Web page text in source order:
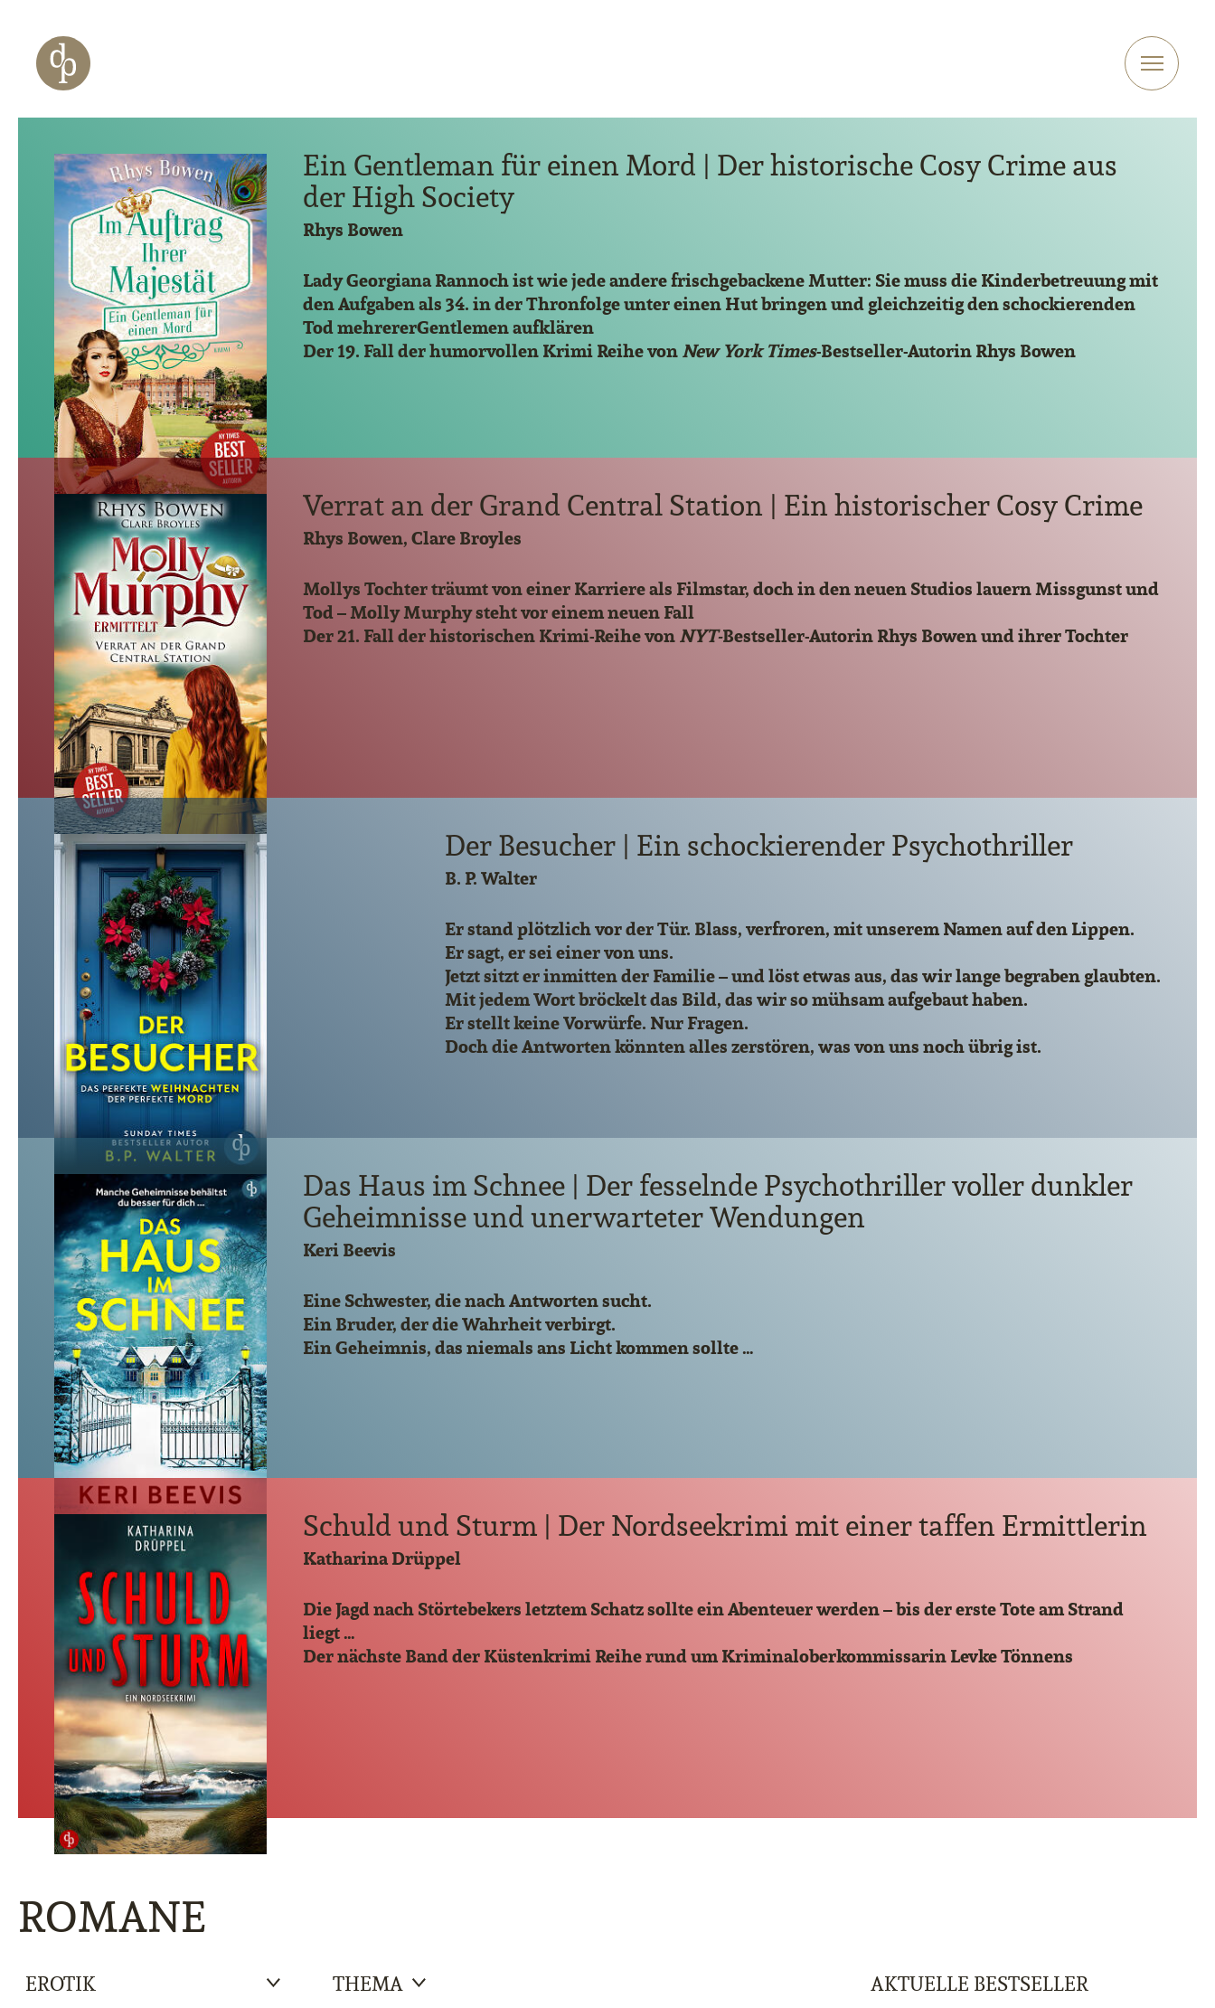
Zur Navigation springen
Zur Website-Suche springen
Ein Gentleman für einen Mord | Der historische Cosy Crime aus
der High Society
Rhys Bowen
Lady Georgiana Rannoch ist wie jede andere frischgebackene Mutter: Sie muss die Kinderbetreuung mit
den Aufgaben als 34. in der Thronfolge unter einen Hut bringen und gleichzeitig den schockierenden
Tod mehrererGentlemen aufklären
Der 19. Fall der humorvollen Krimi Reihe vonNew York Times-Bestseller-Autorin Rhys Bowen
Verrat an der Grand Central Station | Ein historischer Cosy Crime
Rhys Bowen, Clare Broyles
Mollys Tochter träumt von einer Karriere als Filmstar, doch in den neuen Studios lauern Missgunst und
Tod – Molly Murphy steht vor einem neuen Fall
Der 21. Fall der historischen Krimi-Reihe vonNYT-Bestseller-Autorin Rhys Bowen und ihrer Tochter
Der Besucher | Ein schockierender Psychothriller
B. P. Walter
Er stand plötzlich vor der Tür. Blass, verfroren, mit unserem Namen auf den Lippen.
Er sagt, er sei einer von uns.
Jetzt sitzt er inmitten der Familie – und löst etwas aus, das wir lange begraben glaubten.
Mit jedem Wort bröckelt das Bild, das wir so mühsam aufgebaut haben.
Er stellt keine Vorwürfe. Nur Fragen.
Doch die Antworten könnten alles zerstören, was von uns noch übrig ist.
Das Haus im Schnee | Der fesselnde Psychothriller voller dunkler
Geheimnisse und unerwarteter Wendungen
Keri Beevis
Eine Schwester, die nach Antworten sucht.
Ein Bruder, der die Wahrheit verbirgt.
Ein Geheimnis, das niemals ans Licht kommen sollte …
Schuld und Sturm | Der Nordseekrimi mit einer taffen Ermittlerin
Katharina Drüppel
Die Jagd nach Störtebekers letztem Schatz sollte ein Abenteuer werden – bis der erste Tote am Strand
liegt …
Der nächste Band der Küstenkrimi Reihe rund um Kriminaloberkommissarin Levke Tönnens
ROMANE
AKTUELLE BESTSELLER